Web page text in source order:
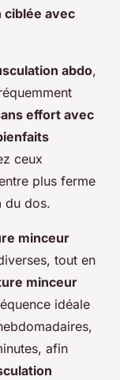
avec
abdo,
effort avec
ceux
plus ferme
du dos.
minceur
tout en
minceur
idéale
afin